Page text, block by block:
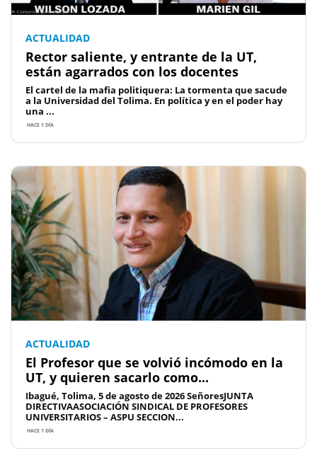
ACTUALIDAD
Rector saliente, y entrante de la UT,
están agarrados con los docentes
El cartel de la mafia politiquera: La tormenta que sacude
a la Universidad del Tolima. En política y en el poder hay
una ...
HACE 1 DÍA
ACTUALIDAD
El Profesor que se volvió incómodo en la
UT, y quieren sacarlo como...
Ibagué, Tolima, 5 de agosto de 2026 SeñoresJUNTA
DIRECTIVAASOCIACIÓN SINDICAL DE PROFESORES
UNIVERSITARIOS – ASPU SECCION...
HACE 1 DÍA